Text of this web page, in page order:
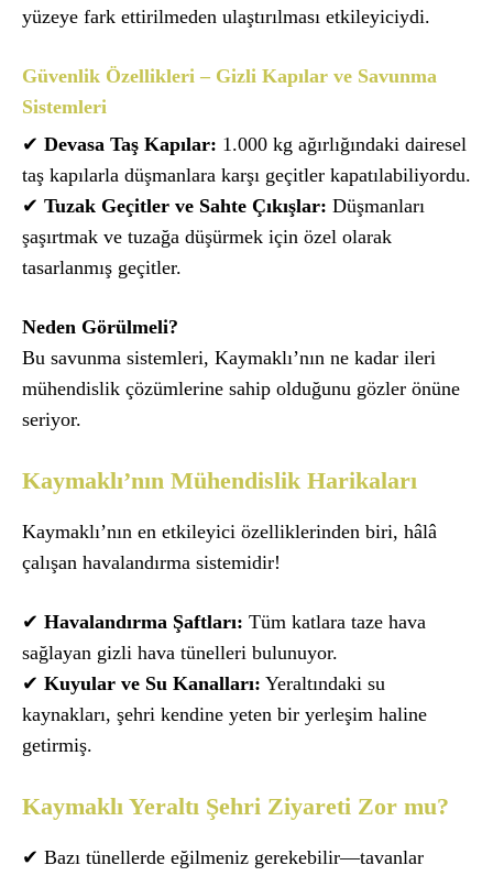
yüzeye fark ettirilmeden ulaştırılması etkileyiciydi.
Güvenlik Özellikleri – Gizli Kapılar ve Savunma
Sistemleri
✔ Devasa Taş Kapılar: 1.000 kg ağırlığındaki dairesel
taş kapılarla düşmanlara karşı geçitler kapatılabiliyordu.
✔ Tuzak Geçitler ve Sahte Çıkışlar: Düşmanları
şaşırtmak ve tuzağa düşürmek için özel olarak
tasarlanmış geçitler.
Neden Görülmeli?
Bu savunma sistemleri, Kaymaklı’nın ne kadar ileri
mühendislik çözümlerine sahip olduğunu gözler önüne
seriyor.
Kaymaklı’nın Mühendislik Harikaları
Kaymaklı’nın en etkileyici özelliklerinden biri, hâlâ
çalışan havalandırma sistemidir!
✔ Havalandırma Şaftları: Tüm katlara taze hava
sağlayan gizli hava tünelleri bulunuyor.
✔ Kuyular ve Su Kanalları: Yeraltındaki su
kaynakları, şehri kendine yeten bir yerleşim haline
getirmiş.
Kaymaklı Yeraltı Şehri Ziyareti Zor mu?
✔ Bazı tünellerde eğilmeniz gerekebilir—tavanlar